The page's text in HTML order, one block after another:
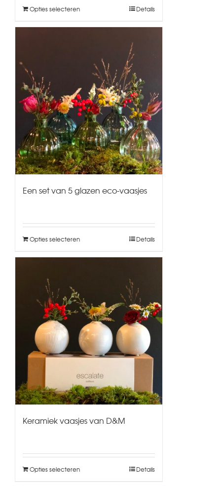
Opties selecteren Details
Een set van 5 glazen eco-vaasjes
Opties selecteren Details
Keramiek vaasjes van D&M
Opties selecteren Details